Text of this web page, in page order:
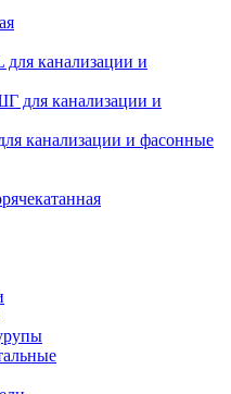
канализации и
для канализации и
канализации и фасонные